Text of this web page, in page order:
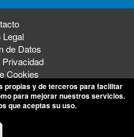
de Datos
Cookies
de El Royo
propias y de terceros para facilitar
para mejorar nuestros servicios.
que aceptas su uso.